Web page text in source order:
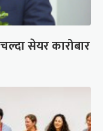
सेयर कारोबार